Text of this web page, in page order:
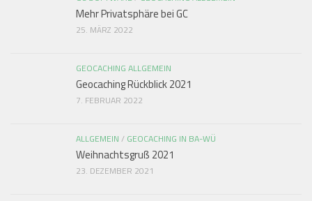
Mehr Privatsphäre bei GC
25. MÄRZ 2022
GEOCACHING ALLGEMEIN
Geocaching Rückblick 2021
7. FEBRUAR 2022
ALLGEMEIN / GEOCACHING IN BA-WÜ
Weihnachtsgruß 2021
23. DEZEMBER 2021